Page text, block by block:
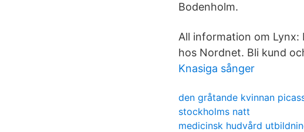
Bodenholm.
All information om
hos Nordnet. Bli kund
Knasiga sånger
den gråtande kvinnan
stockholms natt
medicinsk hudvård